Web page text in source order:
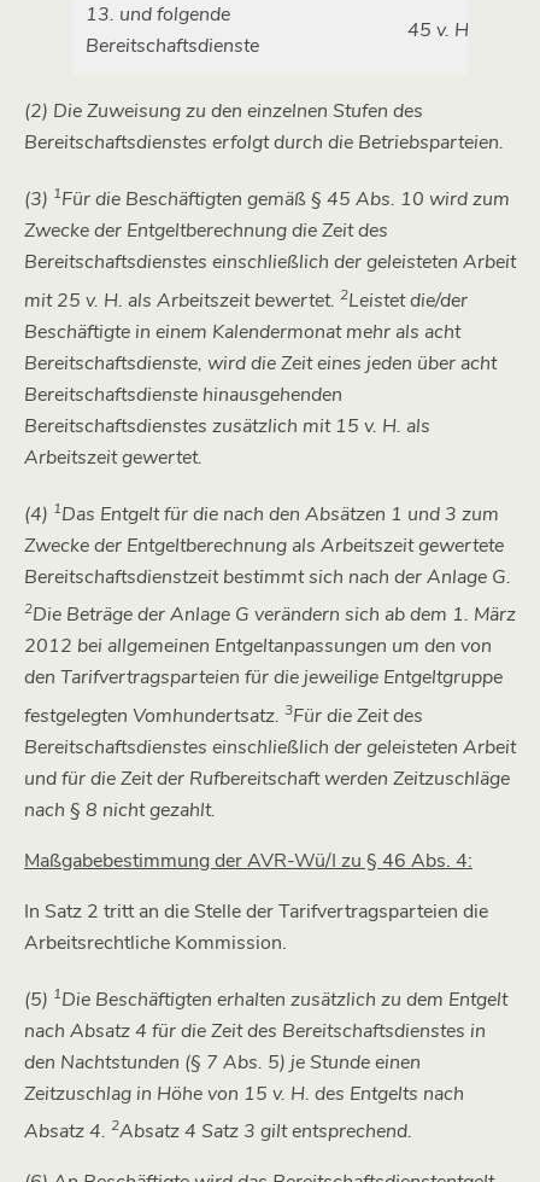
13. und folgende
Bereitschaftsdienste
45 v. H.
(2) Die Zuweisung zu den einzelnen Stufen des
Bereitschaftsdienstes erfolgt durch die Betriebsparteien.
(3) 1Für die Beschäftigten gemäß § 45 Abs. 10 wird zum
Zwecke der Entgeltberechnung die Zeit des
Bereitschaftsdienstes einschließlich der geleisteten Arbeit
mit 25 v. H. als Arbeitszeit bewertet. 2Leistet die/der
Beschäftigte in einem Kalendermonat mehr als acht
Bereitschaftsdienste, wird die Zeit eines jeden über acht
Bereitschaftsdienste hinausgehenden
Bereitschaftsdienstes zusätzlich mit 15 v. H. als
Arbeitszeit gewertet.
(4) 1Das Entgelt für die nach den Absätzen 1 und 3 zum
Zwecke der Entgeltberechnung als Arbeitszeit gewertete
Bereitschaftsdienstzeit bestimmt sich nach der Anlage G.
2Die Beträge der Anlage G verändern sich ab dem 1. März
2012 bei allgemeinen Entgeltanpassungen um den von
den Tarifvertragsparteien für die jeweilige Entgeltgruppe
festgelegten Vomhundertsatz. 3Für die Zeit des
Bereitschaftsdienstes einschließlich der geleisteten Arbeit
und für die Zeit der Rufbereitschaft werden Zeitzuschläge
nach § 8 nicht gezahlt.
Maßgabebestimmung der AVR-Wü/I zu § 46 Abs. 4:
In Satz 2 tritt an die Stelle der Tarifvertragsparteien die
Arbeitsrechtliche Kommission.
(5) 1Die Beschäftigten erhalten zusätzlich zu dem Entgelt
nach Absatz 4 für die Zeit des Bereitschaftsdienstes in
den Nachtstunden (§ 7 Abs. 5) je Stunde einen
Zeitzuschlag in Höhe von 15 v. H. des Entgelts nach
Absatz 4. 2Absatz 4 Satz 3 gilt entsprechend.